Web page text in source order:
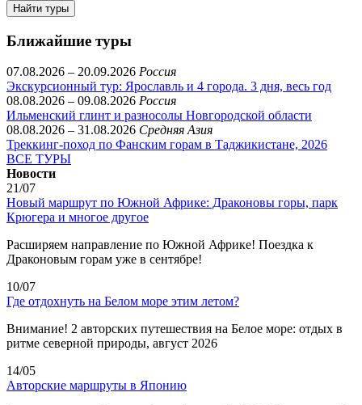
Найти туры
Ближайшие туры
07.08.2026 – 20.09.2026 Россия
Экскурсионный тур: Ярославль и 4 города. 3 дня, весь год
08.08.2026 – 09.08.2026 Россия
Ильменский глинт и разносолы Новгородской области
08.08.2026 – 31.08.2026 Средняя Азия
Треккинг-поход по Фанским горам в Таджикистане, 2026
ВСЕ ТУРЫ
Новости
21/07
Новый маршрут по Южной Африке: Драконовы горы, парк
Крюгера и многое другое
Расширяем направление по Южной Африке! Поездка к
Драконовым горам уже в сентябре!
10/07
Где отдохнуть на Белом море этим летом?
Внимание! 2 авторских путешествия на Белое море: отдых в
ритме северной природы, август 2026
14/05
Авторские маршруты в Японию